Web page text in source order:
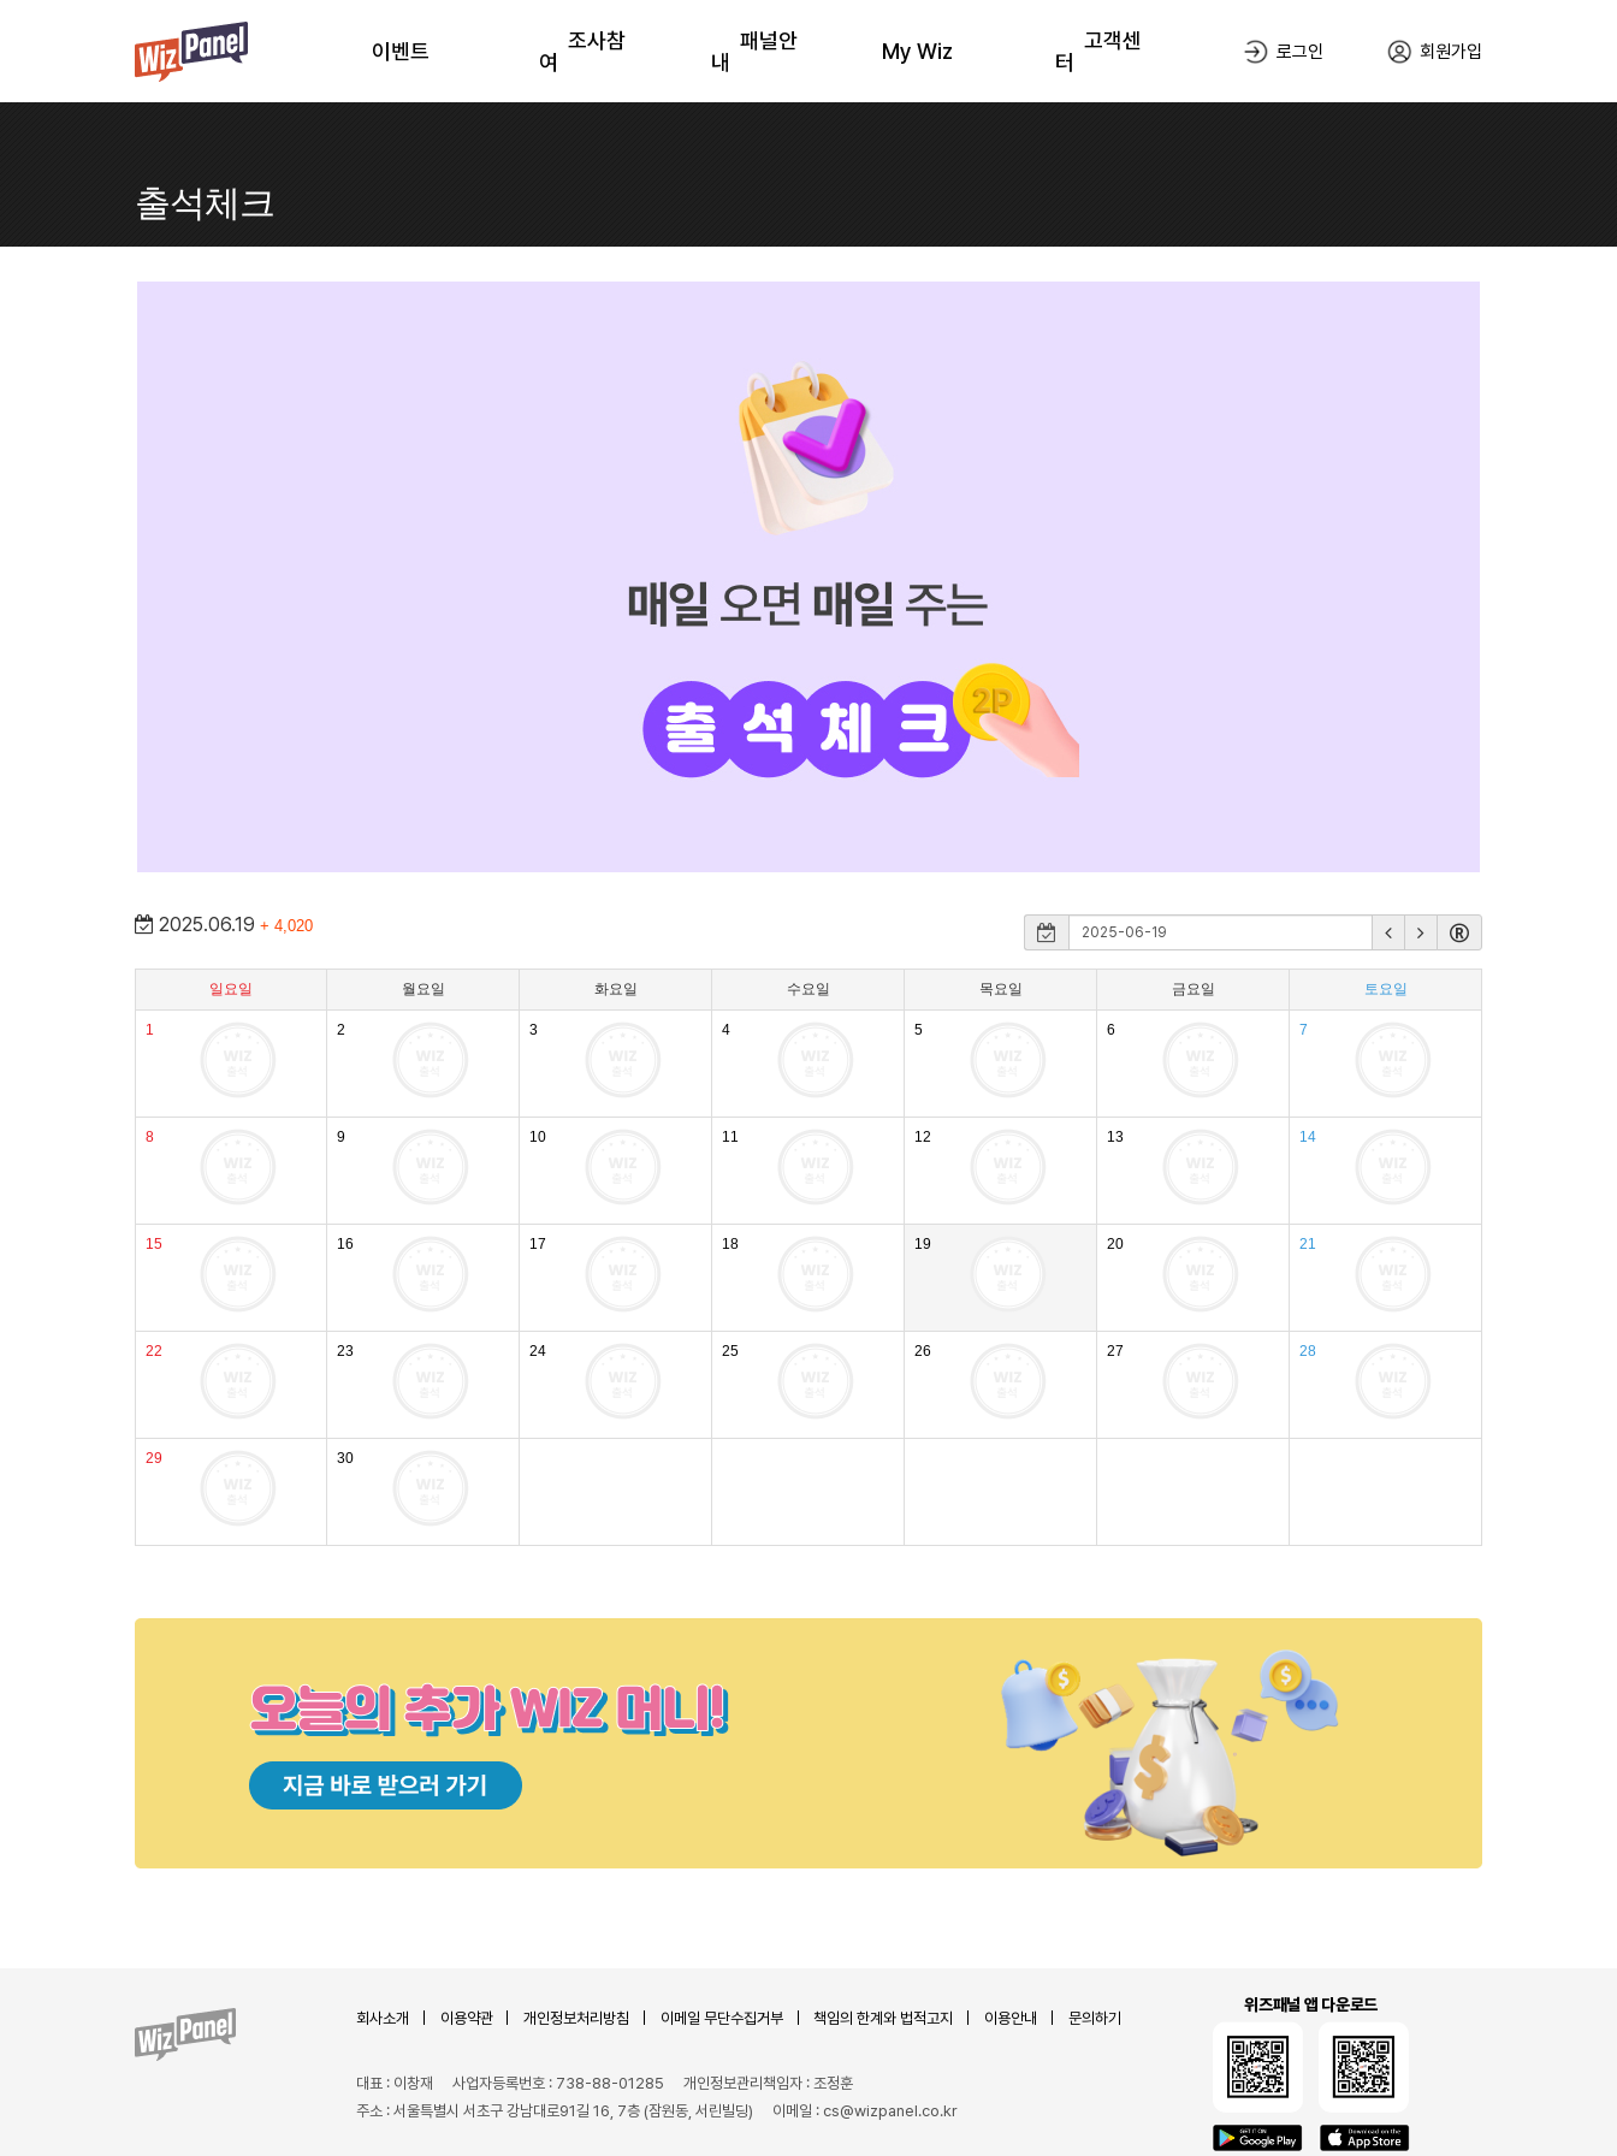
이벤트
조사참
여
패널안
내
My Wiz
고객센
터
로그인 회원가입
출석체크
2025.06.19 + 4,020
일요일 월요일 화요일 수요일 목요일 금요일 토요일
1 2 3 4 5 6 7
8 9 10 11 12 13 14
15 16 17 18 19 20 21
22 23 24 25 26 27 28
29 30
회사소개 이용약관 개인정보처리방침 이메일 무단수집거부 책임의 한계와 법적고지 이용안내 문의하기
대표 : 이창재 사업자등록번호 : 738-88-01285
개인정보관리책임자 : 조정훈
주소 : 서울특별시 서초구 강남대로91길 16, 7층 (잠원동, 서린빌딩)
이메일 : cs@wizpanel.co.kr
위즈패널 앱 다운로드